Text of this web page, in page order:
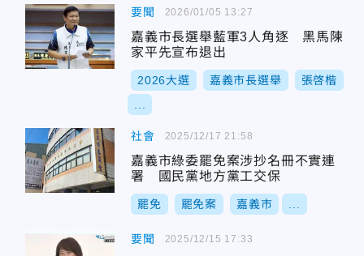
要聞
嘉義市長選舉藍軍3人角逐 黑馬陳
家平先宣布退出
2026大選 嘉義市長選舉 張啓楷
2026/01/05 13:27
社會
嘉義市綠委罷免案涉抄名冊不實連
署 國民黨地方黨工交保
罷免 罷免案 嘉義市
2025/12/17 21:58
要聞 2025/12/15 17:33